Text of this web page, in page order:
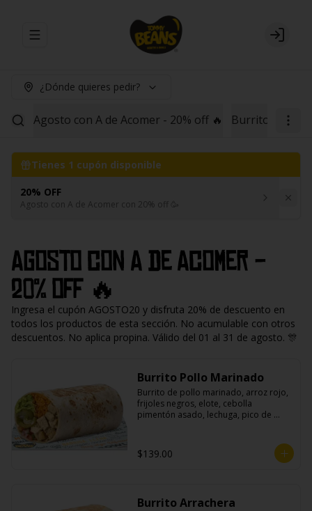
Abrir menu de navegación Login
¿Dónde quieres pedir?
Agosto con A de Acomer - 20% off 🔥 Burritos Red
Tienes 1 cupón disponible
20% OFF
Agosto con A de Acomer con 20% off 🥳
Agosto con A de Acomer -
20% off 🔥
Ingresa el cupón AGOSTO20 y disfruta 20% de descuento en
todos los productos de esta sección. No acumulable con otros
descuentos. No aplica propina. Válido del 01 al 31 de agosto. 🎊
Burrito Pollo Marinado
Burrito de pollo marinado, arroz rojo,
frijoles negros, elote, cebolla
pimentón asado, lechuga, pico de
$139.00
Burrito Arrachera